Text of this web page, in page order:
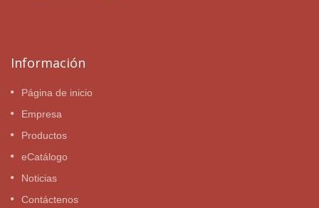
Información
Página de inicio
Empresa
Productos
eCatálogo
Noticias
Contáctenos